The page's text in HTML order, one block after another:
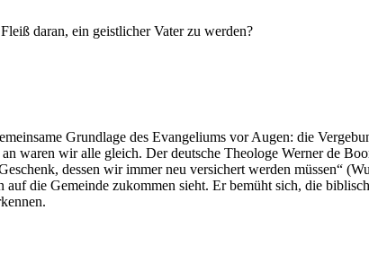
daran, ein geistlicher Vater zu werden?
Grundlage des Evangeliums vor Augen: die
waren wir alle gleich. Der deutsche Theologe Werner de
dessen wir immer neu versichert werden müssen“
die Gemeinde zukommen sieht. Er bemüht sich, die